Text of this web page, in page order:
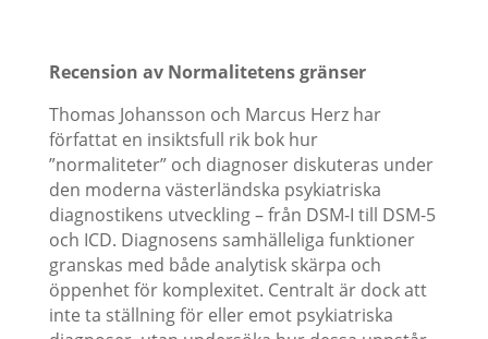
Recension av Normalitetens gränser
Thomas Johansson och Marcus Herz har
författat en insiktsfull rik bok hur
”normaliteter” och diagnoser diskuteras under
den moderna västerländska psykiatriska
diagnostikens utveckling – från DSM-I till DSM-5
och ICD. Diagnosens samhälleliga funktioner
granskas med både analytisk skärpa och
öppenhet för komplexitet. Centralt är dock att
inte ta ställning för eller emot psykiatriska